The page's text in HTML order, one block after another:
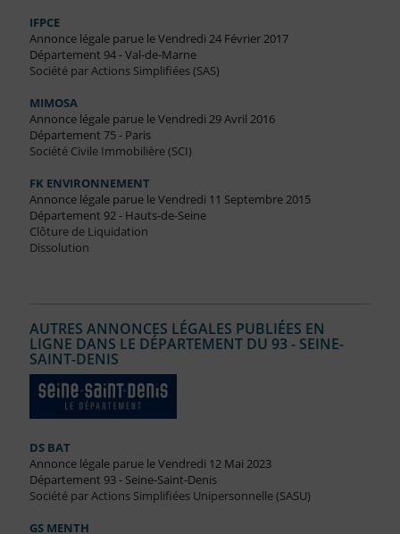
IFPCE
Annonce légale parue le Vendredi 24 Février 2017
Département 94 - Val-de-Marne
Société par Actions Simplifiées (SAS)
MIMOSA
Annonce légale parue le Vendredi 29 Avril 2016
Département 75 - Paris
Société Civile Immobilière (SCI)
FK ENVIRONNEMENT
Annonce légale parue le Vendredi 11 Septembre 2015
Département 92 - Hauts-de-Seine
Clôture de Liquidation
Dissolution
AUTRES ANNONCES LÉGALES PUBLIÉES EN
LIGNE DANS LE DÉPARTEMENT DU 93 - SEINE-
SAINT-DENIS
DS BAT
Annonce légale parue le Vendredi 12 Mai 2023
Département 93 - Seine-Saint-Denis
Société par Actions Simplifiées Unipersonnelle (SASU)
GS MENTH